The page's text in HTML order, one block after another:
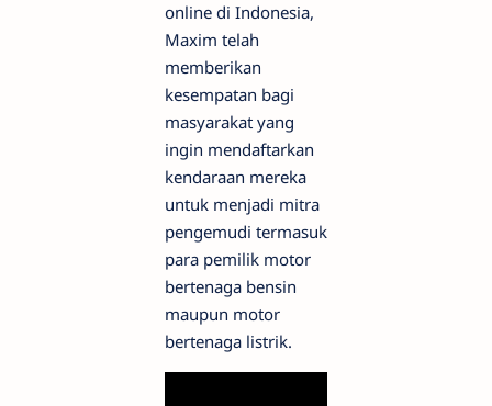
online di Indonesia,
Maxim telah
memberikan
kesempatan bagi
masyarakat yang
ingin mendaftarkan
kendaraan mereka
untuk menjadi mitra
pengemudi termasuk
para pemilik motor
bertenaga bensin
maupun motor
bertenaga listrik.